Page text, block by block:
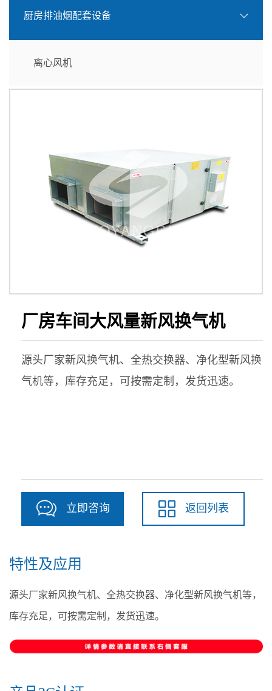
厨房排油烟配套设备
离心风机
厂房车间大风量新风换气机
源头厂家新风换气机、全热交换器、净化型新风换
气机等，库存充足，可按需定制，发货迅速。
立即咨询 返回列表
特性及应用
源头厂家新风换气机、全热交换器、净化型新风换气机等，
库存充足，可按需定制，发货迅速。